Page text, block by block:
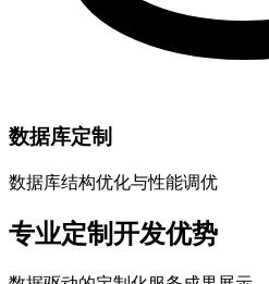
数据库定制
数据库结构优化与性能调优
专业定制开发优势